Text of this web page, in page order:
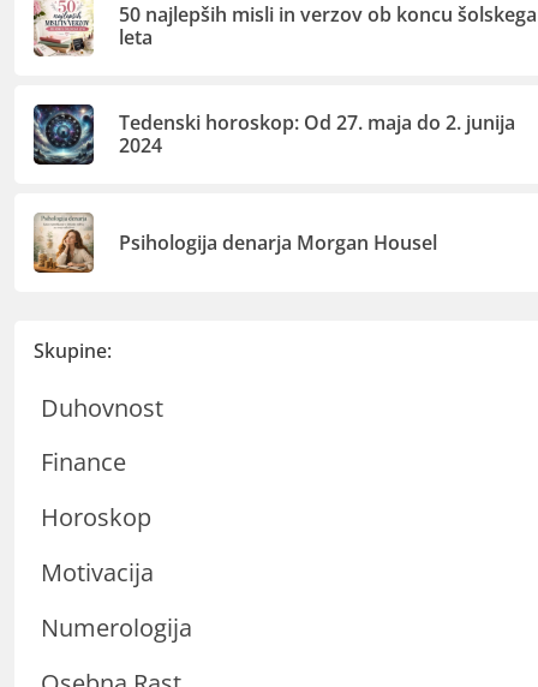
50 najlepših misli in verzov ob koncu šolskega
leta
Tedenski horoskop: Od 27. maja do 2. junija
2024
Psihologija denarja Morgan Housel
Skupine:
Duhovnost
Finance
Horoskop
Motivacija
Numerologija